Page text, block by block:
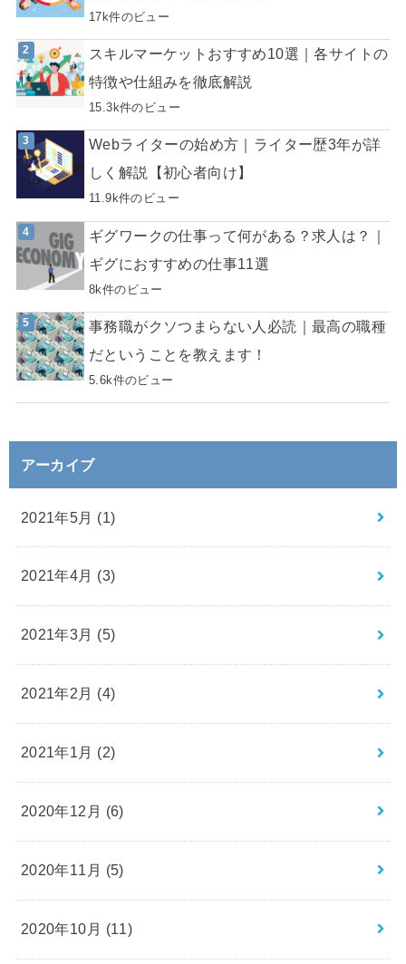
17k件のビュー
スキルマーケットおすすめ10選｜各サイトの
特徴や仕組みを徹底解説
15.3k件のビュー
Webライターの始め方｜ライター歴3年が詳
しく解説【初心者向け】
11.9k件のビュー
ギグワークの仕事って何がある？求人は？｜
ギグにおすすめの仕事11選
8k件のビュー
事務職がクソつまらない人必読｜最高の職種
だということを教えます！
5.6k件のビュー
アーカイブ
2021年5月 (1)
2021年4月 (3)
2021年3月 (5)
2021年2月 (4)
2021年1月 (2)
2020年12月 (6)
2020年11月 (5)
2020年10月 (11)